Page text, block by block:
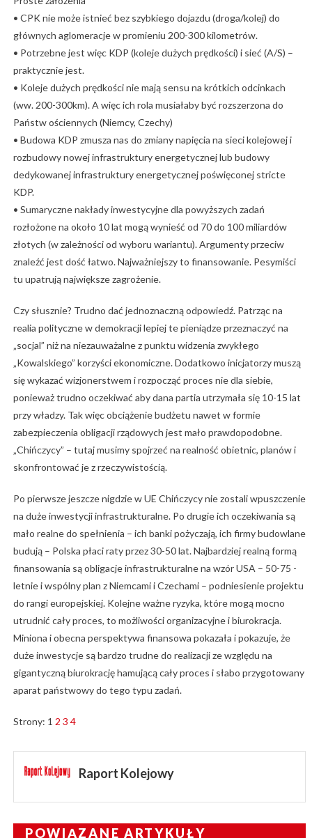
• CPK nie może istnieć bez szybkiego dojazdu (droga/kolej) do
głównych aglomeracje w promieniu 200-300 kilometrów.
• Potrzebne jest więc KDP (koleje dużych prędkości) i sieć (A/S) –
praktycznie jest.
• Koleje dużych prędkości nie mają sensu na krótkich odcinkach
(ww. 200-300km). A więc ich rola musiałaby być rozszerzona do
Państw ościennych (Niemcy, Czechy)
• Budowa KDP zmusza nas do zmiany napięcia na sieci kolejowej i
rozbudowy nowej infrastruktury energetycznej lub budowy
dedykowanej infrastruktury energetycznej poświęconej stricte
KDP.
• Sumaryczne nakłady inwestycyjne dla powyższych zadań
rozłożone na około 10 lat mogą wynieść od 70 do 100 miliardów
złotych (w zależności od wyboru wariantu). Argumenty przeciw
znaleźć jest dość łatwo. Najważniejszy to finansowanie. Pesymiści
tu upatrują największe zagrożenie.
Czy słusznie? Trudno dać jednoznaczną odpowiedź. Patrząc na
realia polityczne w demokracji lepiej te pieniądze przeznaczyć na
„socjal” niż na niezauważalne z punktu widzenia zwykłego
„Kowalskiego” korzyści ekonomiczne. Dodatkowo inicjatorzy muszą
się wykazać wizjonerstwem i rozpocząć proces nie dla siebie,
ponieważ trudno oczekiwać aby dana partia utrzymała się 10-15 lat
przy władzy. Tak więc obciążenie budżetu nawet w formie
zabezpieczenia obligacji rządowych jest mało prawdopodobne.
„Chińczycy” – tutaj musimy spojrzeć na realność obietnic, planów i
skonfrontować je z rzeczywistością.
Po pierwsze jeszcze nigdzie w UE Chińczycy nie zostali wpuszczenie
na duże inwestycji infrastrukturalne. Po drugie ich oczekiwania są
mało realne do spełnienia – ich banki pożyczają, ich firmy budowlane
budują – Polska płaci raty przez 30-50 lat. Najbardziej realną formą
finansowania są obligacje infrastrukturalne na wzór USA – 50-75 -
letnie i wspólny plan z Niemcami i Czechami – podniesienie projektu
do rangi europejskiej. Kolejne ważne ryzyka, które mogą mocno
utrudnić cały proces, to możliwości organizacyjne i biurokracja.
Miniona i obecna perspektywa finansowa pokazała i pokazuje, że
duże inwestycje są bardzo trudne do realizacji ze względu na
gigantyczną biurokrację hamującą cały proces i słabo przygotowany
aparat państwowy do tego typu zadań.
Strony: 1 2 3 4
Raport Kolejowy
POWIĄZANE ARTYKUŁY